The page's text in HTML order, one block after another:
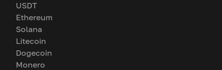
USDT
Ethereum
Solana
Litecoin
Dogecoin
Monero